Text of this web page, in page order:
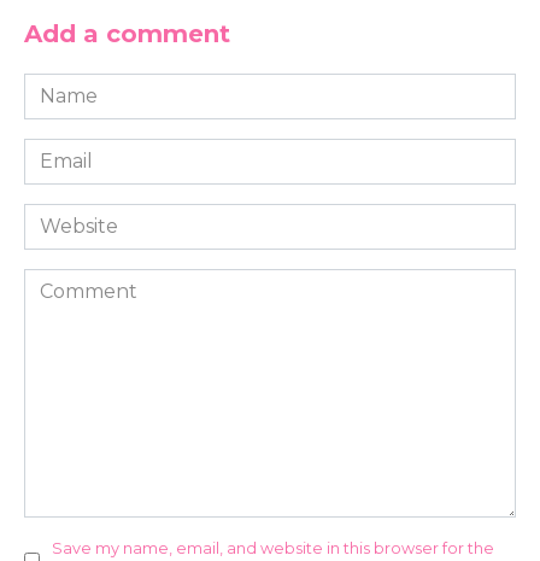
Add a comment
Name
*
Email
*
Website
Comment
Save my name, email, and website in this browser for the